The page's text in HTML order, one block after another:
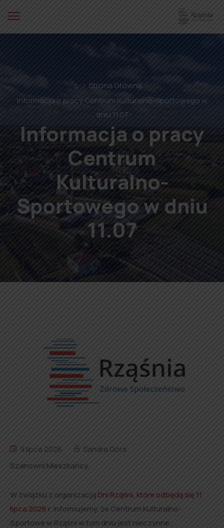
⌂
Strona Główna
Informacja o pracy Centrum Kulturalno-Sportowego w
dniu 11.07
Informacja o pracy
Centrum
Kulturalno-
Sportowego w dniu
11.07
9 lipca 2026
Sandra Góra
Szanowni Mieszkańcy,
W związku z organizacją Dni Rząśni, które odbędą się 11
lipca 2026 r. informujemy, że Centrum Kulturalno-
Sportowe w Rząśni w tym dniu jest nieczynne.